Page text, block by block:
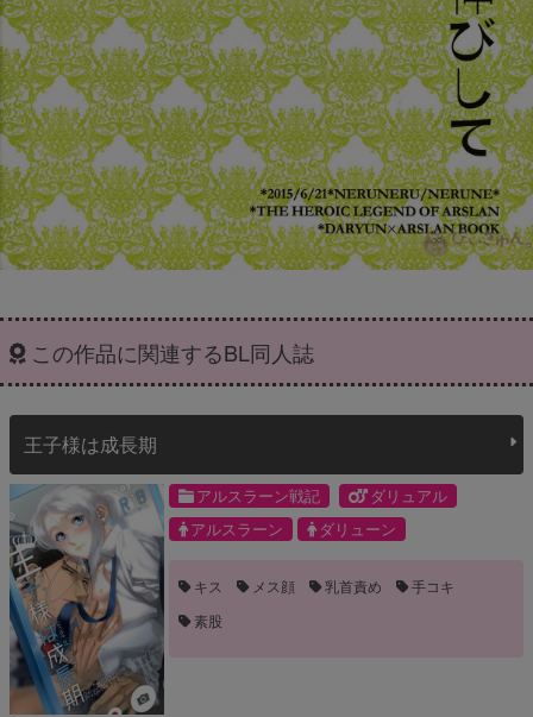
この作品に関連するBL同人誌
王子様は成長期
アルスラーン戦記
ダリュアル
アルスラーン
ダリューン
キス メス顔 乳首責め
手コキ
素股